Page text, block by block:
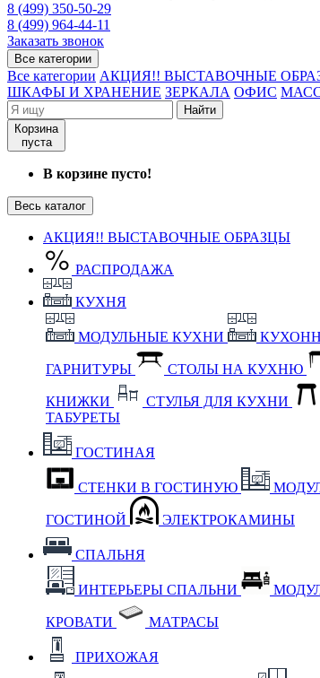
8 (499) 350-50-29
8 (499) 964-44-11
Заказать звонок
Все категории
Все категории АКЦИЯ!! ВЫСТАВОЧНЫЕ
ШКАФЫ И ХРАНЕНИЕ ЗЕРКАЛА ОФИС
Найти
Корзина
пуста
В корзине пусто!
Весь каталог
АКЦИЯ!! ВЫСТАВОЧНЫЕ ОБРАЗЦЫ
РАСПРОДАЖА
КУХНЯ
МОДУЛЬНЫЕ КУХНИ
ГАРНИТУРЫ СТОЛЫ НА КУХНЮ
КНИЖКИ
СТУЛЬЯ ДЛЯ КУХНИ
ТАБУРЕТЫ
ГОСТИНАЯ
СТЕНКИ В ГОСТИНУЮ
ГОСТИНОЙ ЭЛЕКТРОКАМИНЫ
СПАЛЬНЯ
ИНТЕРЬЕРЫ СПАЛЬНИ
КРОВАТИ МАТРАСЫ
ПРИХОЖАЯ